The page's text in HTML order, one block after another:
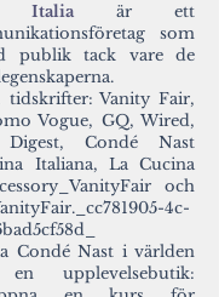
Italia
är ett
som
publik tack vare de
tidskrifter: Vanity Fair,
Vogue, GQ, Wired,
Digest, Condé Nast
Italiana, La Cucina
och
4c-
Condé Nast i världen
upplevelsebutik: